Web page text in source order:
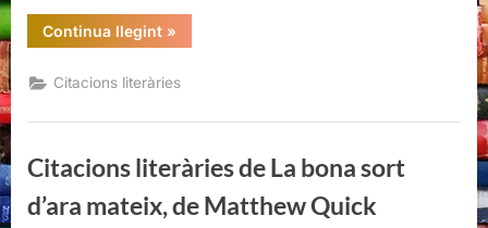
Continua llegint“Citacions
literàries
La
bona
d’ara
Matthew
Quick”
»
Citacions literàries
Citacions literàries de La bona sort
d’ara mateix, de Matthew Quick